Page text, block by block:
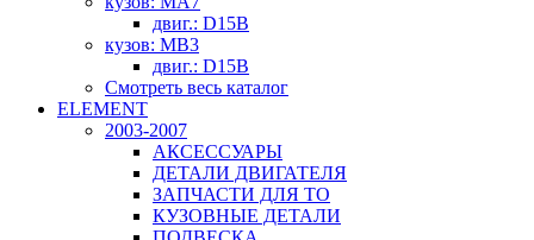
двиг.: D15B
кузов: MB3
двиг.: D15B
Смотреть весь каталог
ELEMENT
2003-2007
АКСЕССУАРЫ
ДЕТАЛИ ДВИГАТЕЛЯ
ЗАПЧАСТИ ДЛЯ ТО
КУЗОВНЫЕ ДЕТАЛИ